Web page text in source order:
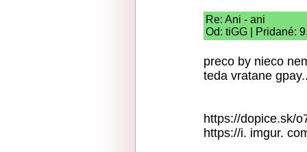
Re: Ani - ani
Od: tiGG | Pridané:
preco by nieco
teda vratane
https://dopice.sk/
https://i. imgur.